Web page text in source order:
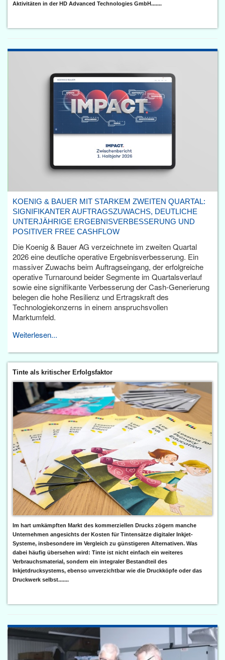
Aktivitäten in der HD Advanced Technologies GmbH.......
KOENIG & BAUER MIT STARKEM ZWEITEN QUARTAL:
SIGNIFIKANTER AUFTRAGSZUWACHS, DEUTLICHE
UNTERJÄHRIGE ERGEBNISVERBESSERUNG UND
POSITIVER FREE CASHFLOW
Die Koenig & Bauer AG verzeichnete im zweiten Quartal
2026 eine deutliche operative Ergebnisverbesserung. Ein
massiver Zuwachs beim Auftragseingang, der erfolgreiche
operative Turnaround beider Segmente im Quartalsverlauf
sowie eine signifikante Verbesserung der Cash-Generierung
belegen die hohe Resilienz und Ertragskraft des
Technologiekonzerns in einem anspruchsvollen
Marktumfeld.
Weiterlesen...
Tinte als kritischer Erfolgsfaktor
Im hart umkämpften Markt des kommerziellen Drucks zögern manche
Unternehmen angesichts der Kosten für Tintensätze digitaler Inkjet-
Systeme, insbesondere im Vergleich zu günstigeren Alternativen. Was
dabei häufig übersehen wird: Tinte ist nicht einfach ein weiteres
Verbrauchsmaterial, sondern ein integraler Bestandteil des
Inkjetdrucksystems, ebenso unverzichtbar wie die Druckköpfe oder das
Druckwerk selbst.......